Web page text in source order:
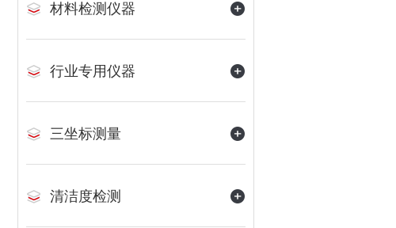
材料检测仪器
行业专用仪器
三坐标测量
清洁度检测